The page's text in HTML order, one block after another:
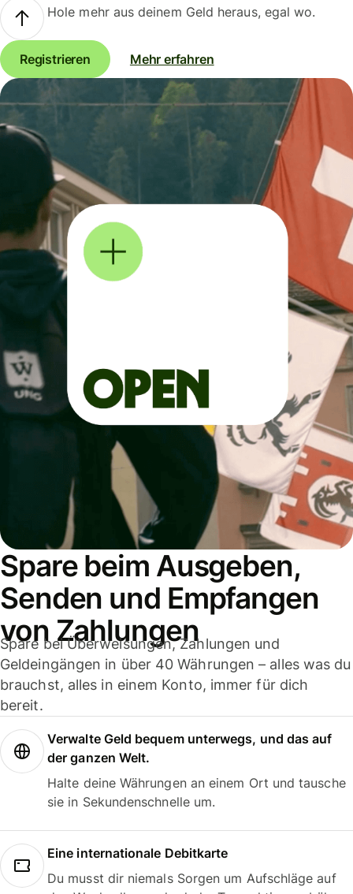
Hole mehr aus deinem Geld heraus, egal wo.
Registrieren Mehr erfahren
Spare beim Ausgeben,
Senden und Empfangen
von Zahlungen
Spare bei Überweisungen, Zahlungen und
Geldeingängen in über 40 Währungen – alles was du
brauchst, alles in einem Konto, immer für dich
bereit.
Verwalte Geld bequem unterwegs, und das auf
der ganzen Welt.
Halte deine Währungen an einem Ort und tausche
sie in Sekundenschnelle um.
Eine internationale Debitkarte
Du musst dir niemals Sorgen um Aufschläge auf